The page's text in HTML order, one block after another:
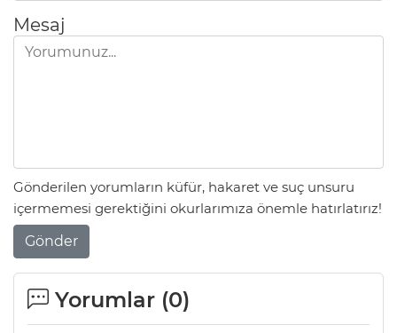
Mesaj
Gönderilen yorumların küfür, hakaret ve suç unsuru
içermemesi gerektiğini okurlarımıza önemle hatırlatırız!
Gönder
Yorumlar (0)